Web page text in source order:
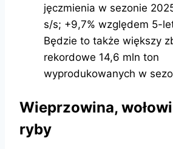
jęczmienia w sezonie
s/s; +9,7% względem 5-
Będzie to także większy
rekordowe 14,6 mln ton
wyprodukowanych w
Wieprzowina,
ryby